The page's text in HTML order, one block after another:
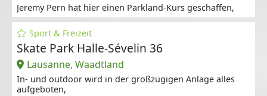
Jeremy Pern hat hier einen Parkland-Kurs geschaffen,
Sport & Freizeit
Skate Park Halle-Sévelin 36
Lausanne, Waadtland
In- und outdoor wird in der großzügigen Anlage alles
aufgeboten,